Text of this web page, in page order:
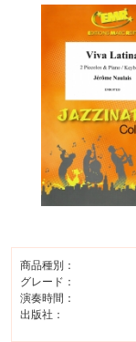
商品種別：
グレード：
演奏時間：
出版社：